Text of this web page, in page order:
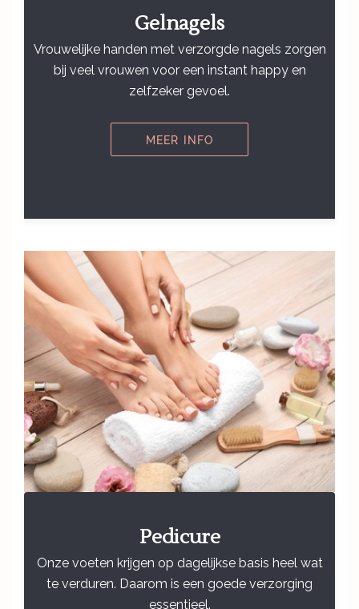
Gelnagels
Vrouwelijke handen met verzorgde nagels zorgen
bij veel vrouwen voor een instant happy en
zelfzeker gevoel.
MEER INFO
Pedicure
Onze voeten krijgen op dagelijkse basis heel wat
te verduren. Daarom is een goede verzorging
essentieel.